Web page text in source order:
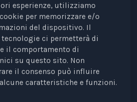
esperienze, utilizziamo
per memorizzare e/o
del dispositivo. Il
tecnologie ci permetterà di
il comportamento di
su questo sito. Non
il consenso può influire
caratteristiche e funzioni.
Italian Third Sector Entity
(Rep. 4 of 01/03/2022),
representative before the
Animali. Profili Etici, Scientifici e
registered with the Court of